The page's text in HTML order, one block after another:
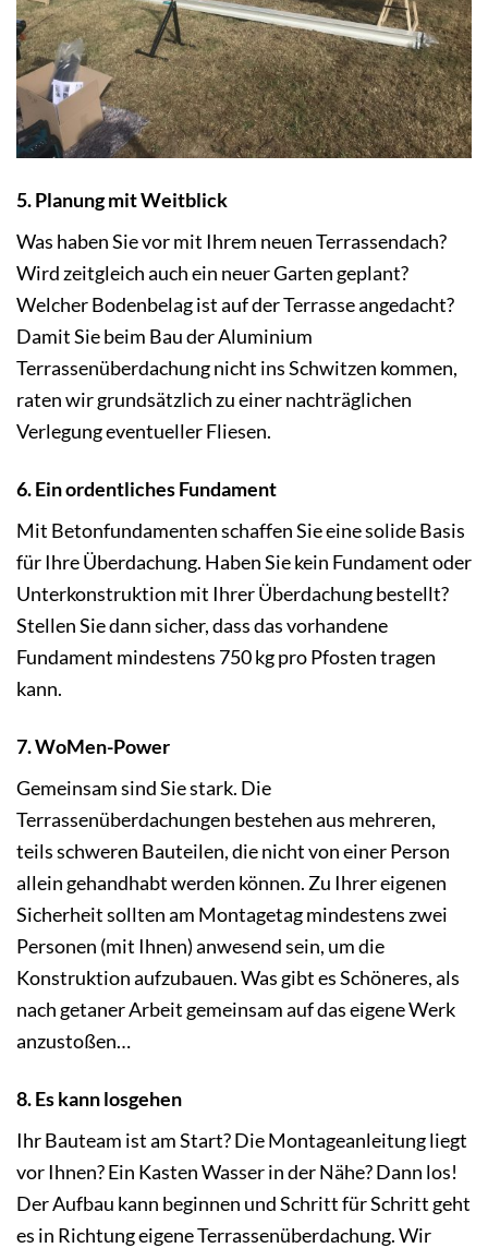
5. Planung mit Weitblick
Was haben Sie vor mit Ihrem neuen Terrassendach?
Wird zeitgleich auch ein neuer Garten geplant?
Welcher Bodenbelag ist auf der Terrasse angedacht?
Damit Sie beim Bau der Aluminium
Terrassenüberdachung nicht ins Schwitzen kommen,
raten wir grundsätzlich zu einer nachträglichen
Verlegung eventueller Fliesen.
6. Ein ordentliches Fundament
Mit Betonfundamenten schaffen Sie eine solide Basis
für Ihre Überdachung. Haben Sie kein Fundament oder
Unterkonstruktion mit Ihrer Überdachung bestellt?
Stellen Sie dann sicher, dass das vorhandene
Fundament mindestens 750 kg pro Pfosten tragen
kann.
7. WoMen-Power
Gemeinsam sind Sie stark. Die
Terrassenüberdachungen bestehen aus mehreren,
teils schweren Bauteilen, die nicht von einer Person
allein gehandhabt werden können. Zu Ihrer eigenen
Sicherheit sollten am Montagetag mindestens zwei
Personen (mit Ihnen) anwesend sein, um die
Konstruktion aufzubauen. Was gibt es Schöneres, als
nach getaner Arbeit gemeinsam auf das eigene Werk
anzustoßen…
8. Es kann losgehen
Ihr Bauteam ist am Start? Die Montageanleitung liegt
vor Ihnen? Ein Kasten Wasser in der Nähe? Dann los!
Der Aufbau kann beginnen und Schritt für Schritt geht
es in Richtung eigene Terrassenüberdachung. Wir